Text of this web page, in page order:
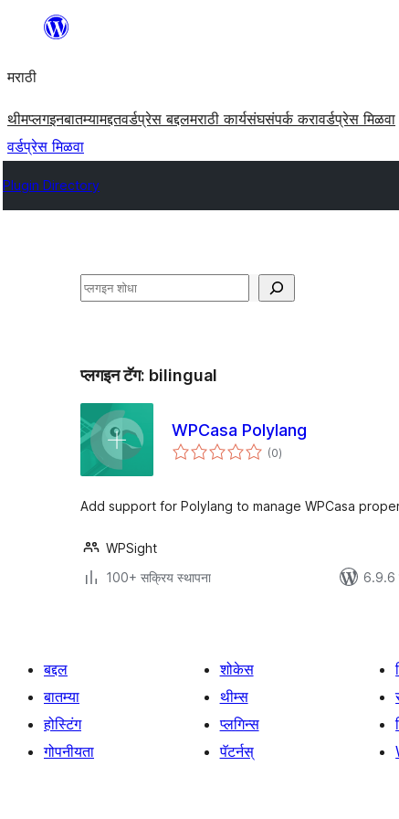
सामुग्रीवर
मराठी
थीमप्लगइनबातम्यामद्दतवर्डप्रेस बद्दलमराठी कार्यसंघसंपर्क करावर्डप्रेस मिळवा
वर्डप्रेस मिळवा
Plugin Directory
शोधा
प्लगइन टॅग: bilingual
WPCasa Polylang
(0एकूण
मूल्यांकन
)
Add support for Polylang to manage WPCasa
WPSight
100+ सक्रिय स्थापना
6.9.6
बद्दल
बातम्या
होस्टिंग
गोपनीयता
शोकेस
थीम्स
प्लगिन्स
पॅटर्नस्